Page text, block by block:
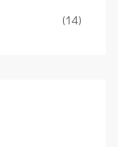
(14)